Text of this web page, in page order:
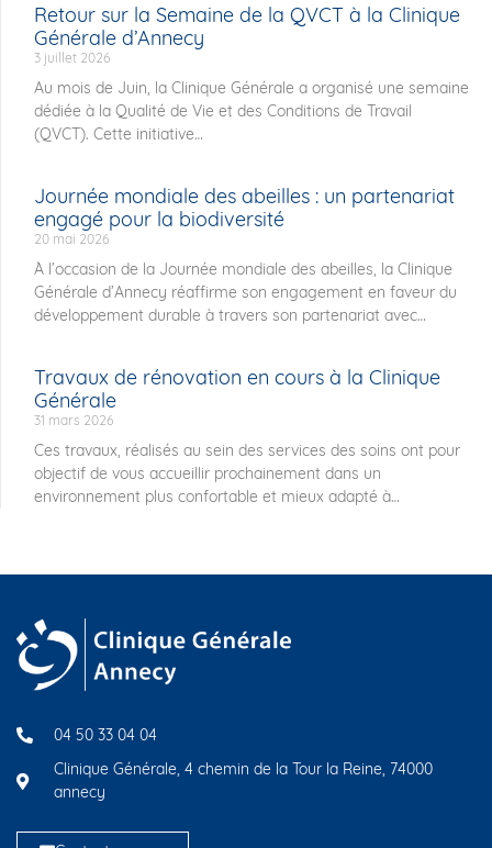
Retour sur la Semaine de la QVCT à la Clinique
Générale d’Annecy
3 juillet 2026
Au mois de Juin, la Clinique Générale a organisé une semaine
dédiée à la Qualité de Vie et des Conditions de Travail
(QVCT). Cette initiative
Journée mondiale des abeilles : un partenariat
engagé pour la biodiversité
20 mai 2026
À l’occasion de la Journée mondiale des abeilles, la Clinique
Générale d’Annecy réaffirme son engagement en faveur du
développement durable à travers son partenariat avec
Travaux de rénovation en cours à la Clinique
Générale
31 mars 2026
Ces travaux, réalisés au sein des services des soins ont pour
objectif de vous accueillir prochainement dans un
environnement plus confortable et mieux adapté à
04 50 33 04 04
Clinique Générale, 4 chemin de la Tour la Reine, 74000
annecy